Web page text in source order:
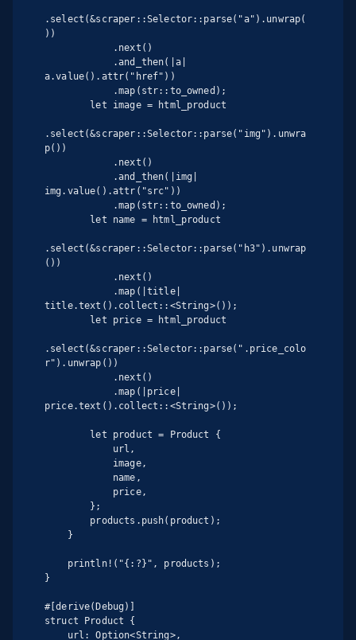
.select(&scraper::Selector::parse("a").unwrap(
))
a.value().attr("href"))
.select(&scraper::Selector::parse("img").unwra
p())
img.value().attr("src"))
.select(&scraper::Selector::parse("h3").unwrap
())
title.text().collect::<String>());
.select(&scraper::Selector::parse(".price_colo
r").unwrap())
price.text().collect::<String>());
}
#[derive(Debug)]
struct Product {